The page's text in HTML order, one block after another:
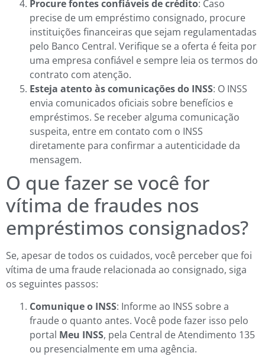
Procure fontes confiáveis de crédito: Caso
precise de um empréstimo consignado, procure
instituições financeiras que sejam regulamentadas
pelo Banco Central. Verifique se a oferta é feita por
uma empresa confiável e sempre leia os termos do
contrato com atenção.
Esteja atento às comunicações do INSS: O INSS
envia comunicados oficiais sobre benefícios e
empréstimos. Se receber alguma comunicação
suspeita, entre em contato com o INSS
diretamente para confirmar a autenticidade da
mensagem.
O que fazer se você for
vítima de fraudes nos
empréstimos consignados?
Se, apesar de todos os cuidados, você perceber que foi
vítima de uma fraude relacionada ao consignado, siga
os seguintes passos:
Comunique o INSS: Informe ao INSS sobre a
fraude o quanto antes. Você pode fazer isso pelo
portal Meu INSS, pela Central de Atendimento 135
ou presencialmente em uma agência.